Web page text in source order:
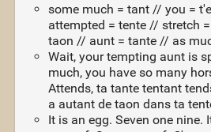
some much = tant // you =
attempted = tente // stretch
taon // aunt = tante // as
Wait, your tempting aunt is
much, you have so many
Attends, ta tante tentant
a autant de taon dans ta
It is an egg. Seven one nine.